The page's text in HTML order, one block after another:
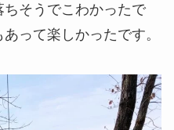
そうでこわかったで
って楽しかったです。